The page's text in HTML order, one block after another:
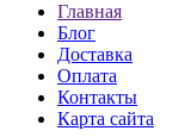
Главная
Блог
Доставка
Оплата
Контакты
Карта сайта